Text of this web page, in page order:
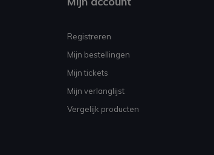
Registreren
Mijn bestellingen
Mijn tickets
Mijn verlanglijst
Vergelijk producten